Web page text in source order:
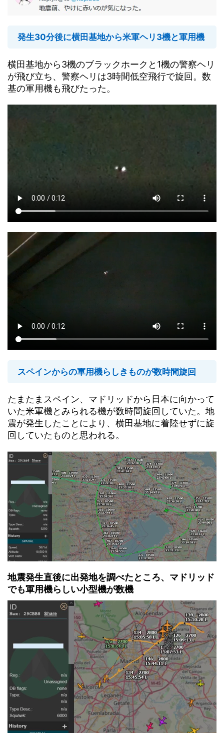
発生30分後に横田基地から米軍ヘリ3機と軍用機
横田基地から3機のブラックホークと1機の警察ヘリ
が飛び立ち、警察ヘリは3時間低空飛行で旋回。数
基の軍用機も飛びたった。
スペインからの軍用機らしきものが数時間旋回
たまたまスペイン、マドリッドから日本に向かって
いた米軍機とみられる機が数時間旋回していた。地
震が発生したことにより、横田基地に着陸せずに旋
回していたものと思われる。
地震発生直後に出発地を調べたところ、マドリッド
でも軍用機らしい小型機が数機